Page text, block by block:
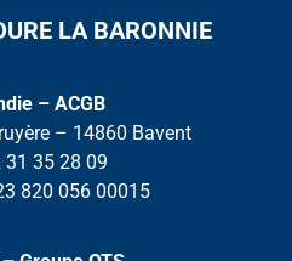
LA BARONNIE
– ACGB
– 14860 Bavent
31 35 28 09
820 056 00015